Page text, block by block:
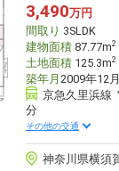
3,490万円
間取り 3SLDK
建物面積87.77m2
土地面積125.3m2
築年月 2009年12
京急久里浜線
分
その他の交通
神奈川県横須